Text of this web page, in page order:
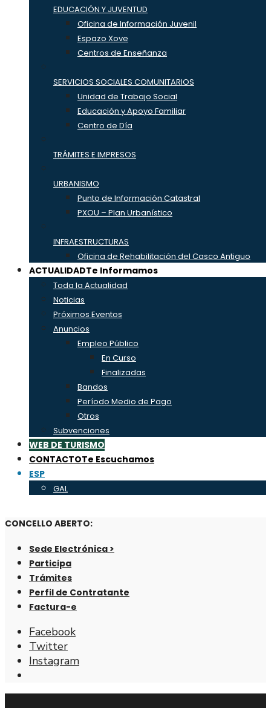
EDUCACIÓN Y JUVENTUD
Oficina de Información Juvenil
Espazo Xove
Centros de Enseñanza
SERVICIOS SOCIALES COMUNITARIOS
Unidad de Trabajo Social
Educación y Apoyo Familiar
Centro de Día
TRÁMITES E IMPRESOS
URBANISMO
Punto de Información Catastral
PXOU – Plan Urbanístico
INFRAESTRUCTURAS
Oficina de Rehabilitación del Casco Antiguo
ACTUALIDADTe Informamos
Toda la Actualidad
Noticias
Próximos Eventos
Anuncios
Empleo Público
En Curso
Finalizadas
Bandos
Período Medio de Pago
Otros
Subvenciones
WEB DE TURISMO
CONTACTOTe Escuchamos
ESP
GAL
CONCELLO ABERTO:
Sede Electrónica >
Participa
Trámites
Perfil de Contratante
Factura-e
Facebook
Twitter
Instagram